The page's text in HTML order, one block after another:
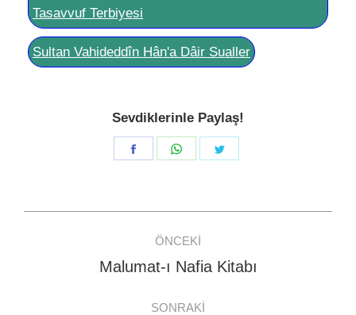
Tasavvuf Terbiyesi
Sultan Vahideddîn Hân'a Dâir Sualler
Sevdiklerinle Paylaş!
Share
Share
navigation
ÖNCEKI
Previous
Malumat-ı Nafia Kitabı
SONRAKI